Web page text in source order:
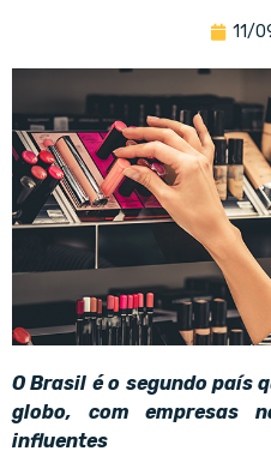
11/
O Brasil é o segundo país
globo, com empresas
influentes